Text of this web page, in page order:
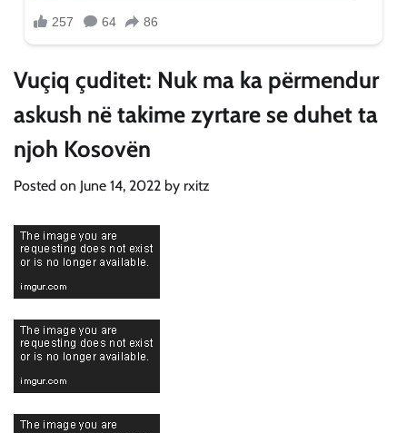
Vuçiq çuditet: Nuk ma ka përmendur
askush në takime zyrtare se duhet ta
njoh Kosovën
Posted on June 14, 2022 by rxitz